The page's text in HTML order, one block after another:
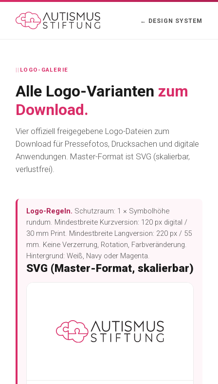
← DESIGN SYSTEM
LOGO-GALERIE
Alle Logo-Varianten zum
Download.
Vier offiziell freigegebene Logo-Dateien zum
Download für Pressefotos, Drucksachen und digitale
Anwendungen. Master-Format ist SVG (skalierbar,
verlustfrei).
Logo-Regeln. Schutzraum: 1 × Symbolhöhe
rundum. Mindestbreite Kurzversion: 120 px digital /
30 mm Print. Mindestbreite Langversion: 220 px / 55
mm. Keine Verzerrung, Rotation, Farbveränderung.
Hintergrund: Weiß, Navy oder Magenta.
SVG (Master-Format, skalierbar)